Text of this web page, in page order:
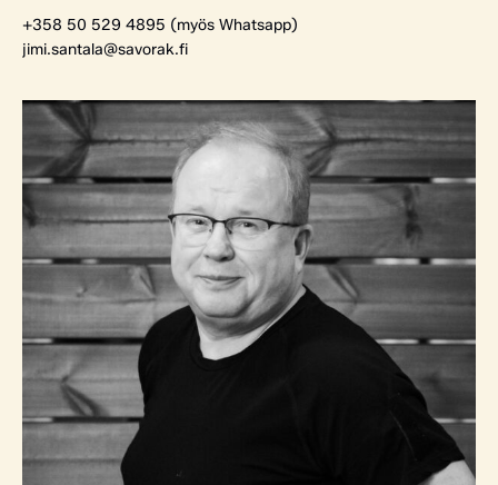
+358 50 529 4895 (myös Whatsapp)
jimi.santala@savorak.fi